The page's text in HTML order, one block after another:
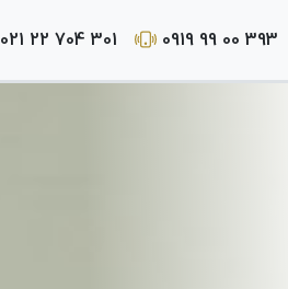
0919 99 00 393
021 22 704 301